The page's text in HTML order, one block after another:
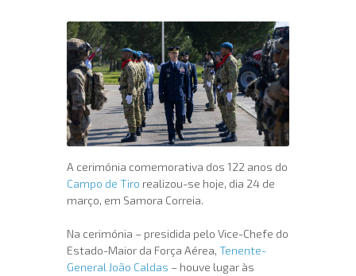
A cerimónia comemorativa dos 122 anos do
Campo de Tiro realizou-se hoje, dia 24 de
março, em Samora Correia.
Na cerimónia – presidida pelo Vice-Chefe do
Estado-Maior da Força Aérea, Tenente-
General João Caldas – houve lugar às